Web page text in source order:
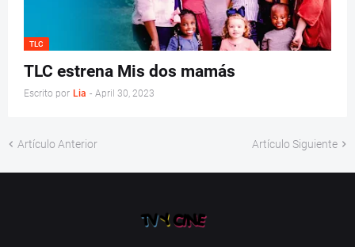
TLC
TLC estrena Mis dos mamás
Escrito por Lia - April 30, 2023
Artículo Anterior Artículo Siguiente